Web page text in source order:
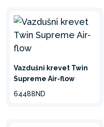
Vazdušni krevet Twin
Supreme Air-flow
64488ND